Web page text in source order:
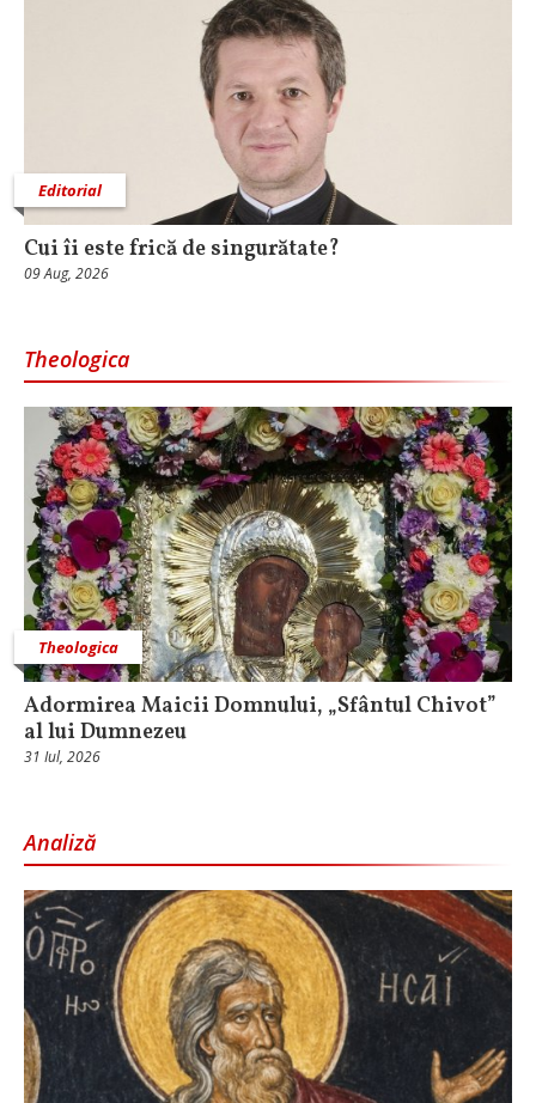
Editorial
Cui îi este frică de singurătate?
09 Aug, 2026
Theologica
Theologica
Adormirea Maicii Domnului, „Sfântul Chivot”
al lui Dumnezeu
31 Iul, 2026
Analiză